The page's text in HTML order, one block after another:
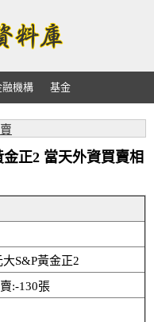
融機構 基金
金正2 當天外資買賣相
S&P黃金正2
:-130張